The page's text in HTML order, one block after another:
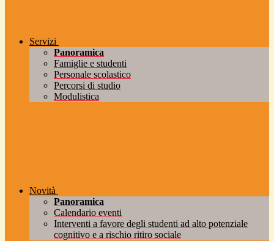
Servizi
Panoramica
Famiglie e studenti
Personale scolastico
Percorsi di studio
Modulistica
Novità
Panoramica
Calendario eventi
Interventi a favore degli studenti ad alto potenziale
cognitivo e a rischio ritiro sociale